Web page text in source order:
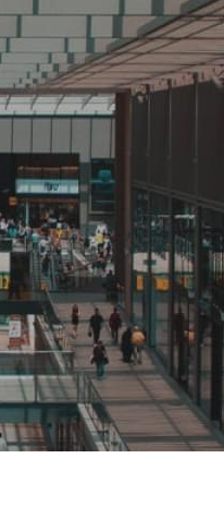
Новгород
,Ярославль